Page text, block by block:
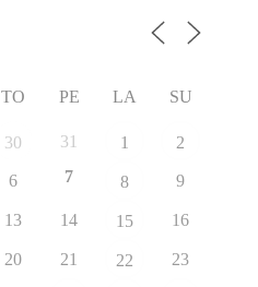
TO PE LA SU
30 31 1 2
6 7 8 9
13 14 15 16
20 21 22 23